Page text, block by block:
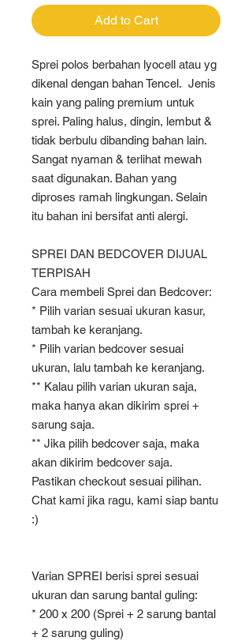
Add to Cart
Sprei polos berbahan lyocell atau yg
dikenal dengan bahan Tencel. Jenis
kain yang paling premium untuk
sprei. Paling halus, dingin, lembut &
tidak berbulu dibanding bahan lain.
Sangat nyaman & terlihat mewah
saat digunakan. Bahan yang
diproses ramah lingkungan. Selain
itu bahan ini bersifat anti alergi.
SPREI DAN BEDCOVER DIJUAL
TERPISAH
Cara membeli Sprei dan Bedcover:
* Pilih varian sesuai ukuran kasur,
tambah ke keranjang.
* Pilih varian bedcover sesuai
ukuran, lalu tambah ke keranjang.
** Kalau pilih varian ukuran saja,
maka hanya akan dikirim sprei +
sarung saja.
** Jika pilih bedcover saja, maka
akan dikirim bedcover saja.
Pastikan checkout sesuai pilihan.
Chat kami jika ragu, kami siap bantu
:)
Varian SPREI berisi sprei sesuai
ukuran dan sarung bantal guling:
* 200 x 200 (Sprei + 2 sarung bantal
+ 2 sarung guling)